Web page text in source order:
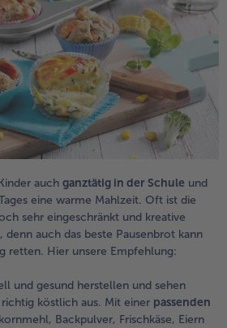
auch ganztätig in der Schule und
eine warme Mahlzeit. Oft ist die
sehr eingeschränkt und kreative
denn auch das beste Pausenbrot kann
retten. Hier unsere Empfehlung:
und gesund herstellen und sehen
köstlich aus. Mit einer passenden
Backpulver, Frischkäse, Eiern